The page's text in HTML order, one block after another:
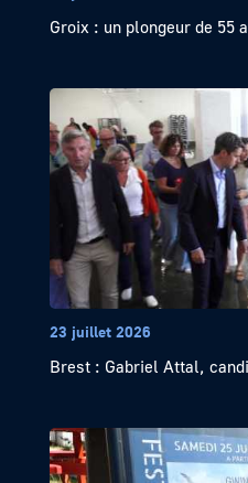
Groix : un plongeur de 55
23 juillet 2026
Brest : Gabriel Attal,